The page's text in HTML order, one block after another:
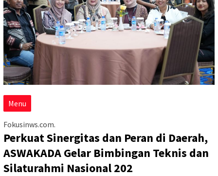
Menu
Fokusinws.com.
Perkuat Sinergitas dan Peran di Daerah,
ASWAKADA Gelar Bimbingan Teknis dan
Silaturahmi Nasional 202